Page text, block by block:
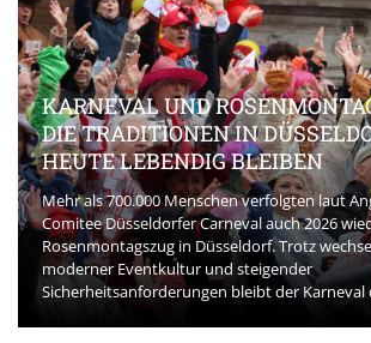
KARNEVAL UND
DIE TRADITIONEN IN
HEUTE LEBENDIG BLEIBEN
Mehr als 700.000 Menschen verfolgten laut
Comitee Düsseldorfer Carneval auch 2026
Rosenmontagszug in Düsseldorf. Trotz
moderner Eventkultur und steigender
Sicherheitsanforderungen bleibt der Karneval